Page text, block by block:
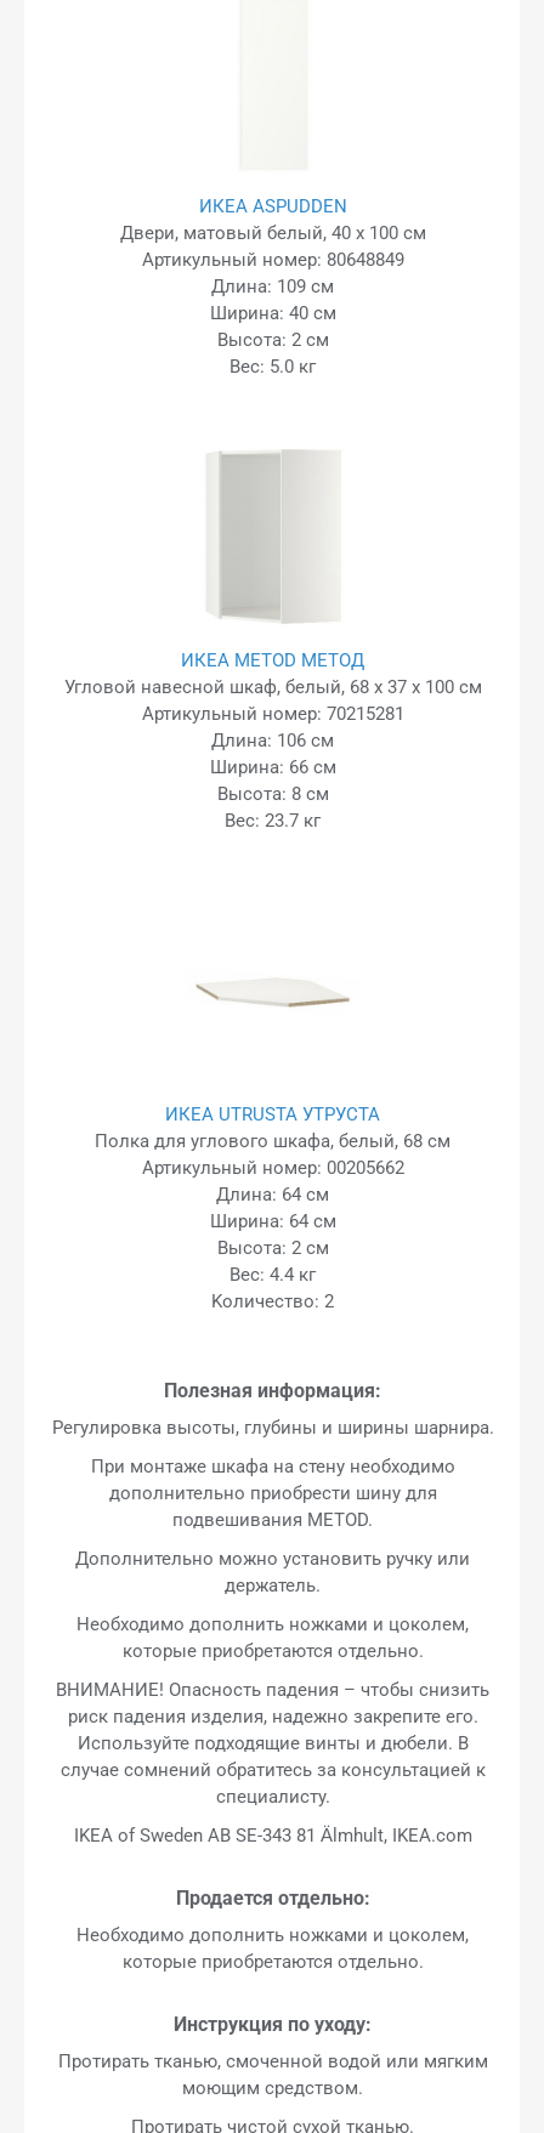
ИКЕА ASPUDDEN
Двери, матовый белый, 40 x 100 см
Артикульный номер: 80648849
Длина: 109 см
Ширина: 40 см
Высота: 2 см
Вес: 5.0 кг
ИКЕА METOD МЕТОД
Угловой навесной шкаф, белый, 68 x 37 x 100 см
Артикульный номер: 70215281
Длина: 106 см
Ширина: 66 см
Высота: 8 см
Вес: 23.7 кг
ИКЕА UTRUSTA УТРУСТА
Полка для углового шкафа, белый, 68 см
Артикульный номер: 00205662
Длина: 64 см
Ширина: 64 см
Высота: 2 см
Вес: 4.4 кг
Kоличество: 2
Полезная информация:
Регулировка высоты, глубины и ширины шарнира.
При монтаже шкафа на стену необходимо
дополнительно приобрести шину для
подвешивания METOD.
Дополнительно можно установить ручку или
держатель.
Необходимо дополнить ножками и цоколем,
которые приобретаются отдельно.
ВНИМАНИЕ! Опасность падения – чтобы снизить
риск падения изделия, надежно закрепите его.
Используйте подходящие винты и дюбели. В
случае сомнений обратитесь за консультацией к
специалисту.
IKEA of Sweden AB SE-343 81 Älmhult, IKEA.com
Продается отдельно:
Необходимо дополнить ножками и цоколем,
которые приобретаются отдельно.
Инструкция по уходу:
Протирать тканью, смоченной водой или мягким
моющим средством.
Протирать чистой сухой тканью.